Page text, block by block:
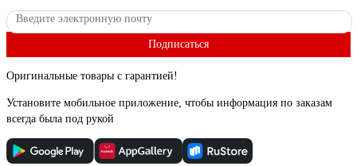
Подписаться
Оригинальные товары с гарантией!
Установите мобильное приложение, чтобы информация по заказам
всегда была под рукой